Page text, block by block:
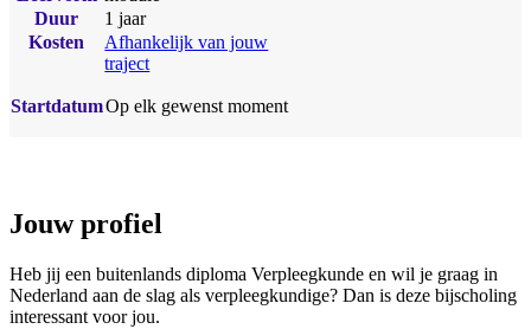
Duur
1 jaar
Kosten
Afhankelijk van jouw
traject
StartdatumOp elk gewenst moment
Jouw profiel
Heb jij een buitenlands diploma Verpleegkunde en wil je graag in
Nederland aan de slag als verpleegkundige? Dan is deze bijscholing
interessant voor jou.